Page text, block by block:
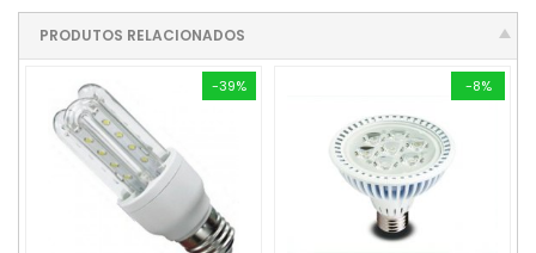
PRODUTOS RELACIONADOS
-39% -8%